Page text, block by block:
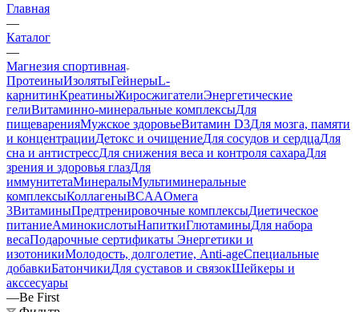
Главная
—
Каталог
—
Магнезия спортивная
ПротеиныИзолятыГейнерыL-
карнитинКреатиныЖиросжигателиЭнергетические
гелиВитаминно-минеральные комплексыДля
пищеваренияМужское здоровьеВитамин D3Для мозга, памяти
и концентрацииДетокс и очищениеДля сосудов и сердцаДля
сна и антистрессДля снижения веса и контроля сахараДля
зрения и здоровья глазДля
иммунитетаМинералыМультиминеральные
комплексыКоллагеныBCAAОмега
3ВитаминыПредтренировочные комплексыДиетическое
питаниеАминокислотыНапиткиГлютаминыДля набора
весаПодарочные сертификаты Энергетики и
изотоникиМолодость, долголетие, Anti-ageСпециальные
добавкиБатончикиДля суставов и связокШейкеры и
акссесуары
—Be First